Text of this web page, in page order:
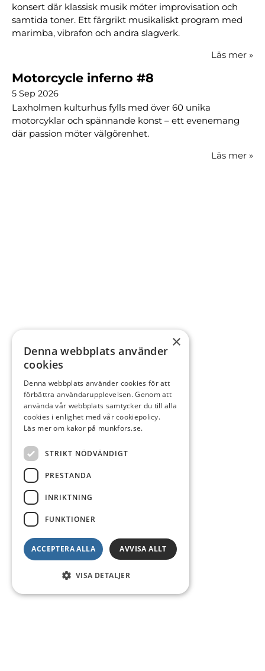
konsert där klassisk musik möter improvisation och
samtida toner. Ett färgrikt musikaliskt program med
marimba, vibrafon och andra slagverk.
Läs mer »
Motorcycle inferno #8
5 Sep 2026
Laxholmen kulturhus fylls med över 60 unika
motorcyklar och spännande konst – ett evenemang
där passion möter välgörenhet.
Läs mer »
×
Denna webbplats använder
cookies
Denna webbplats använder cookies för att
förbättra användarupplevelsen. Genom att
använda vår webbplats samtycker du till alla
cookies i enlighet med vår cookiepolicy.
Läs mer om kakor på munkfors.se.
STRIKT NÖDVÄNDIGT
PRESTANDA
INRIKTNING
FUNKTIONER
ACCEPTERA ALLA AVVISA ALLT
VISA DETALJER